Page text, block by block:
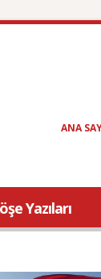
ANA
Yazıları